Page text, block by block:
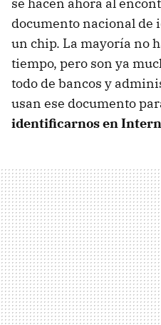
documento nacional de
un chip. La mayoría no
tiempo, pero son ya
todo de bancos y
usan ese documento
identificarnos en